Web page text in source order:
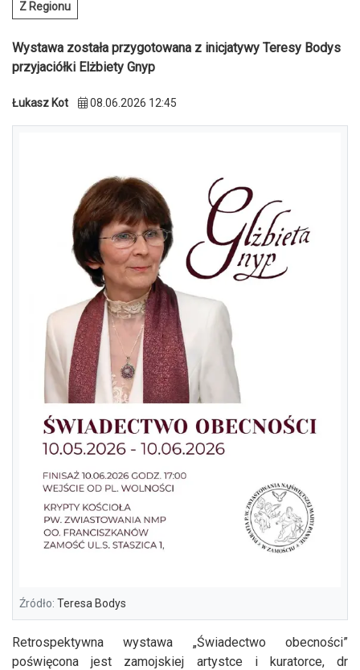
Z Regionu
Wystawa została przygotowana z inicjatywy Teresy Bodys
przyjaciółki Elżbiety Gnyp
Łukasz Kot 08.06.2026 12:45
Źródło: Teresa Bodys
Retrospektywna wystawa „Świadectwo obecności”
poświęcona jest zamojskiej artystce i kuratorce, dr